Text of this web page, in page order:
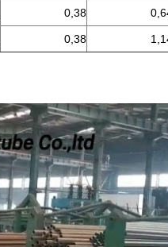
0,38
0,38